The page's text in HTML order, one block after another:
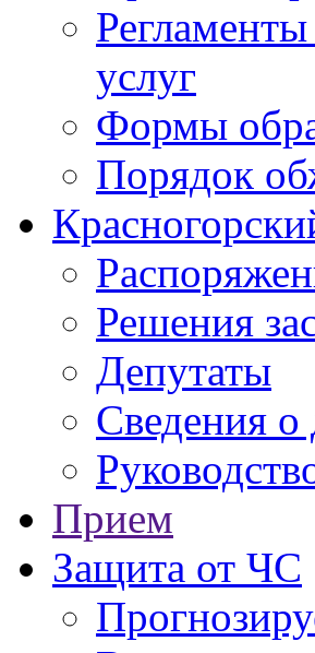
услуг
Формы
Порядок
Решения
Депутаты
Сведения о
Прием
Защита от ЧС